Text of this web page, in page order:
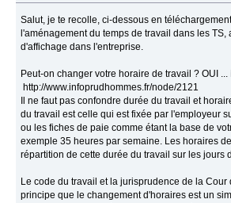
Salut, je te recolle, ci-dessous en
l'aménagement du temps de travail dans les TS,
d'affichage dans l'entreprise.
Peut-on changer votre horaire de travail ? OUI
http://www.infoprudhommes.fr/node/2121
Il ne faut pas confondre durée du travail et
du travail est celle qui est fixée par l'employeur
ou les fiches de paie comme étant la base de
exemple 35 heures par semaine. Les horaires
répartition de cette durée du travail sur les jours
Le code du travail et la jurisprudence de la Cour
principe que le changement d'horaires est un